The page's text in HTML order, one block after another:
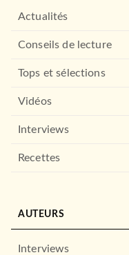
Actualités
Conseils de lecture
Tops et sélections
Vidéos
Interviews
Recettes
AUTEURS
Interviews